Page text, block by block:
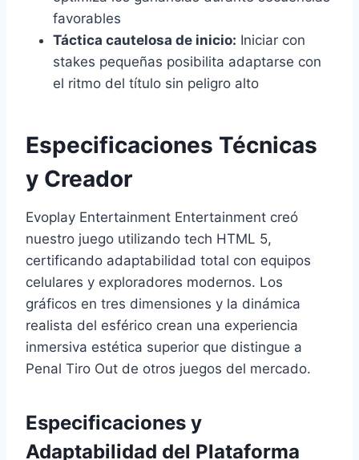
favorables
Táctica cautelosa de inicio: Iniciar con
stakes pequeñas posibilita adaptarse con
el ritmo del título sin peligro alto
Especificaciones Técnicas
y Creador
Evoplay Entertainment Entertainment creó
nuestro juego utilizando tech HTML 5,
certificando adaptabilidad total con equipos
celulares y exploradores modernos. Los
gráficos en tres dimensiones y la dinámica
realista del esférico crean una experiencia
inmersiva estética superior que distingue a
Penal Tiro Out de otros juegos del mercado.
Especificaciones y
Adaptabilidad del Plataforma